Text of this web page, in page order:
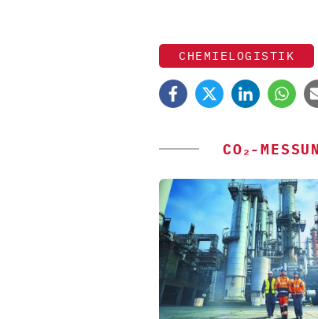
CHEMIELOGISTIK
CO₂-